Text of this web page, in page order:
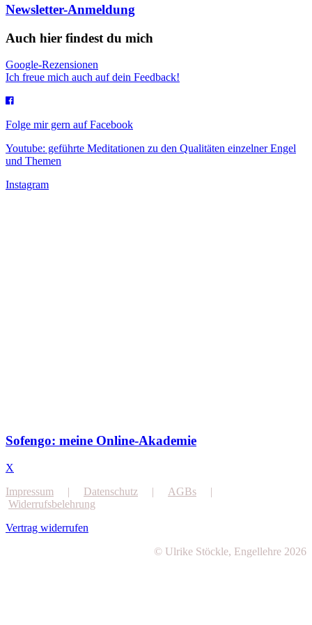
Newsletter-Anmeldung
Auch hier findest du mich
Google-Rezensionen
Ich freue mich auch auf dein Feedback!
Folge mir gern auf Facebook
Youtube: geführte Meditationen zu den Qualitäten einzelner Engel
und Themen
Instagram
Sofengo: meine Online-Akademie
X
Impressum | Datenschutz | AGBs |
Widerrufsbelehrung
Vertrag widerrufen
© Ulrike Stöckle, Engellehre 2026